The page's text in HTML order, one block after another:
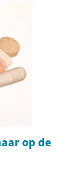
op de